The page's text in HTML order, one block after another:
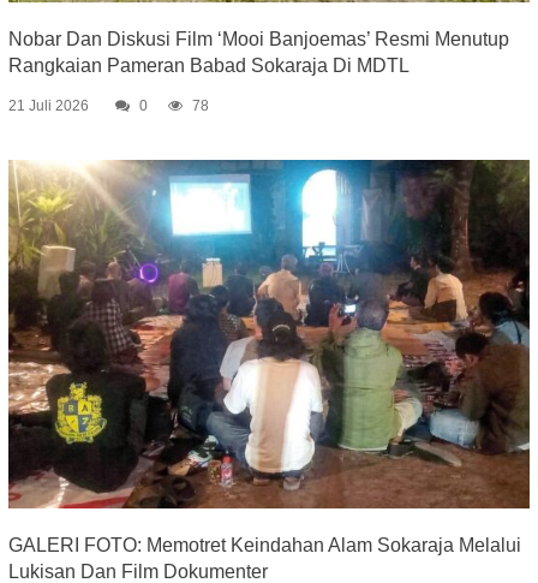
Nobar Dan Diskusi Film ‘Mooi Banjoemas’ Resmi Menutup
Rangkaian Pameran Babad Sokaraja Di MDTL
21 Juli 2026 0 78
GALERI FOTO: Memotret Keindahan Alam Sokaraja Melalui
Lukisan Dan Film Dokumenter